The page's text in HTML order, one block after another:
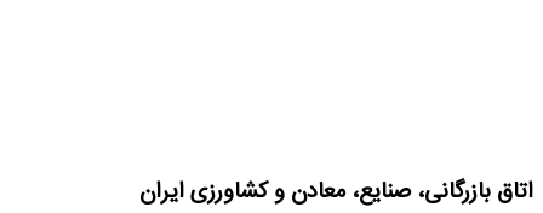
اتاق بازرگانی، صنایع، معادن و کشاورزی ایران